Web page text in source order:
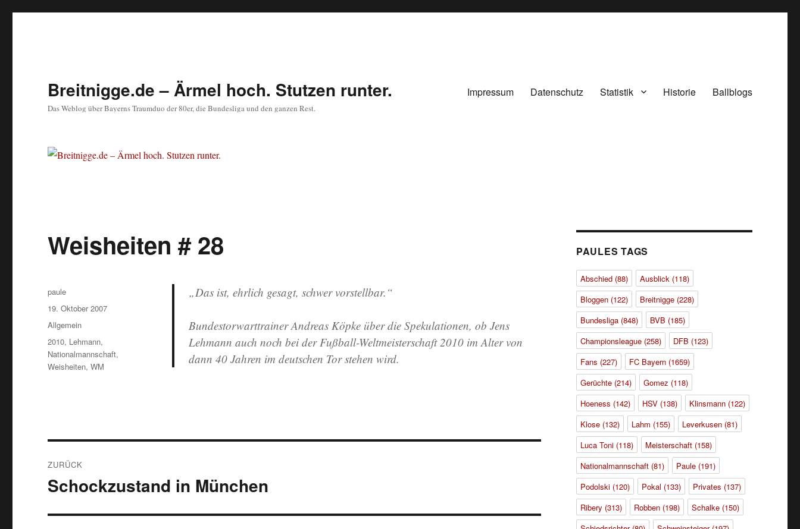
Breitnigge.de – Ärmel hoch. Stutzen runter.
Das Weblog über Bayerns Traumduo der 80er, die Bundesliga und den ganzen Rest.
Impressum Datenschutz Statistik Historie Ballblogs
Weisheiten # 28
„Das ist, ehrlich gesagt, schwer vorstellbar.“
Bundestorwarttrainer Andreas Köpke über die Spekulationen, ob Jens
Lehmann auch noch bei der Fußball-Weltmeisterschaft 2010 im Alter von
dann 40 Jahren im deutschen Tor stehen wird.
Autor
paule
Veröffentlicht
am
19. Oktober 2007
Kategorien
Allgemein
Schlagwörter
2010, Lehmann,
Nationalmannschaft,
Weisheiten,WM
ZURÜCK
Vorheriger
Schockzustand in München
PAULES TAGS
Abschied(88) Ausblick(118)
Bloggen(122) Breitnigge(228)
Bundesliga(848) BVB (185)
Championsleague(258) DFB (123)
Fans (227) FC Bayern(1659)
Gerüchte(214) Gomez (118)
Hoeness (142) HSV(138) Klinsmann(122)
Klose(132) Lahm (155) Leverkusen(81)
Luca Toni(118) Meisterschaft(158)
Nationalmannschaft(81) Paule(191)
Podolski(120) Pokal (133) Privates (137)
Ribery (313) Robben(198) Schalke(150)